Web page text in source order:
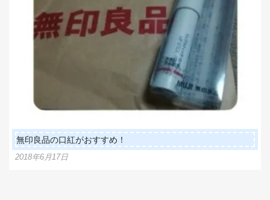
無印良品の口紅がおすすめ！
2018年6月17日